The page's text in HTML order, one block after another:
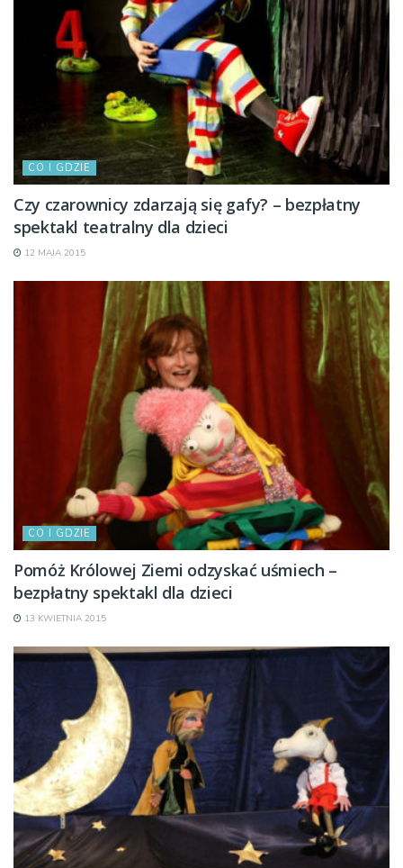
CO I GDZIE
Czy czarownicy zdarzają się gafy? – bezpłatny
spektakl teatralny dla dzieci
12 MAJA 2015
CO I GDZIE
Pomóż Królowej Ziemi odzyskać uśmiech –
bezpłatny spektakl dla dzieci
13 KWIETNIA 2015